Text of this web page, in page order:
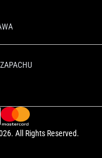
All Rights Reserved.